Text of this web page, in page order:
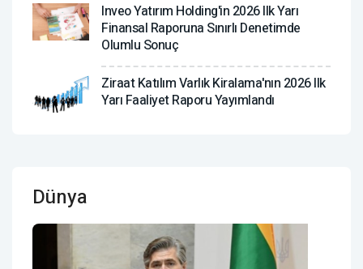
Inveo Yatırım Holding'in 2026 Ilk Yarı
Finansal Raporuna Sınırlı Denetimde
Olumlu Sonuç
Ziraat Katılım Varlık Kiralama'nın 2026 Ilk
Yarı Faaliyet Raporu Yayımlandı
Dünya